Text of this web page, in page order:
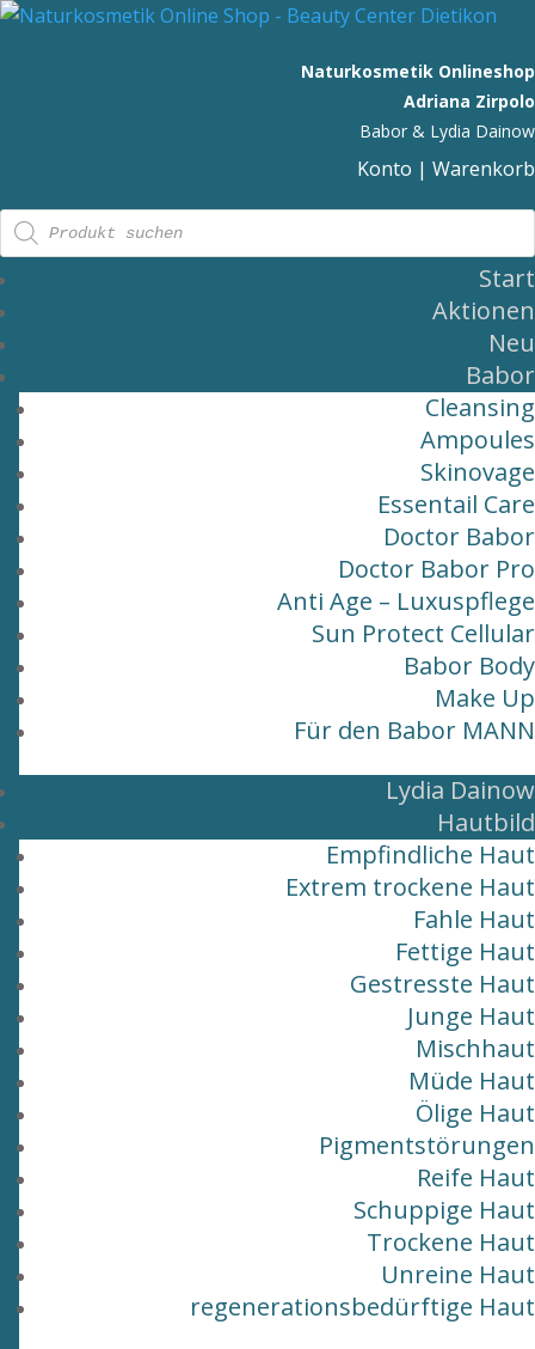
Naturkosmetik Onlineshop
Adriana Zirpolo
Babor & Lydia Dainow
Konto | Warenkorb
Products
search
Start
Aktionen
Neu
Babor
Cleansing
Ampoules
Skinovage
Essentail Care
Doctor Babor
Doctor Babor Pro
Anti Age – Luxuspflege
Sun Protect Cellular
Babor Body
Make Up
Für den Babor MANN
Lydia Dainow
Hautbild
Empfindliche Haut
Extrem trockene Haut
Fahle Haut
Fettige Haut
Gestresste Haut
Junge Haut
Mischhaut
Müde Haut
Ölige Haut
Pigmentstörungen
Reife Haut
Schuppige Haut
Trockene Haut
Unreine Haut
regenerationsbedürftige Haut